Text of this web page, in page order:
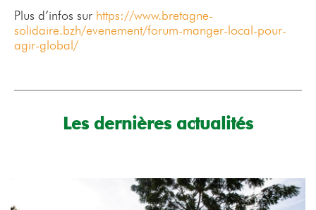
Plus d’infos sur https://www.bretagne-
solidaire.bzh/evenement/forum-manger-local-pour-
agir-global/
Les dernières actualités